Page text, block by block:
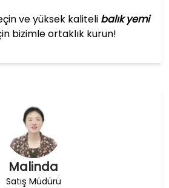
Malinda
Satış Müdürü
ve yüksek kaliteli balık yemi
bizimle ortaklık kurun!